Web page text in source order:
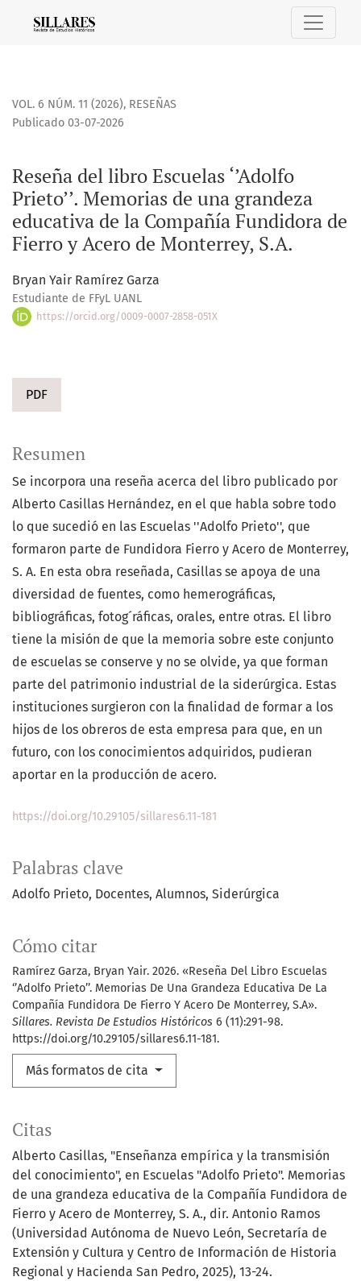
Reseña del libro Escuelas ‘’Adolfo Prieto’’. Memorias de
VOL. 6 NÚM. 11 (2026), RESEÑAS
Reseña del libro Escuelas ‘’Adolfo
Prieto’’. Memorias de una grandeza
educativa de la Compañía Fundidora de
Fierro y Acero de Monterrey, S.A.
Publicado 03-07-2026
Bryan Yair Ramírez Garza
Estudiante de FFyL UANL
https://orcid.org/0009-0007-2858-051X
PDF
Palabras clave
Adolfo Prieto Docentes Alumnos Siderúrgica
Cómo citar
Ramírez Garza, Bryan Yair. 2026. «Reseña Del Libro Escuelas
‘’Adolfo Prieto’’. Memorias De Una Grandeza Educativa De La
Compañía Fundidora De Fierro Y Acero De Monterrey, S.A».
Sillares. Revista De Estudios Históricos 6 (11):291-98.
https://doi.org/10.29105/sillares6.11-181.
Más formatos de cita
Resumen
Se incorpora una reseña acerca del libro publicado por
Alberto Casillas Hernández, en el que habla sobre todo
lo que sucedió en las Escuelas ''Adolfo Prieto'', que
formaron parte de Fundidora Fierro y Acero de Monterrey,
S. A. En esta obra reseñada, Casillas se apoya de una
diversidad de fuentes, como hemerográficas,
bibliográficas, fotog´ráficas, orales, entre otras. El libro
tiene la misión de que la memoria sobre este conjunto
de escuelas se conserve y no se olvide, ya que forman
parte del patrimonio industrial de la siderúrgica. Estas
instituciones surgieron con la finalidad de formar a los
hijos de los obreros de esta empresa para que, en un
futuro, con los conocimientos adquiridos, pudieran
aportar en la producción de acero.
https://doi.org/10.29105/sillares6.11-181
Citas
Alberto Casillas, "Enseñanza empírica y la transmisión
del conocimiento", en Escuelas "Adolfo Prieto". Memorias
de una grandeza educativa de la Compañía Fundidora de
Fierro y Acero de Monterrey, S. A., dir. Antonio Ramos
(Universidad Autónoma de Nuevo León, Secretaría de
Extensión y Cultura y Centro de Información de Historia
Regional y Hacienda San Pedro, 2025), 13-24.